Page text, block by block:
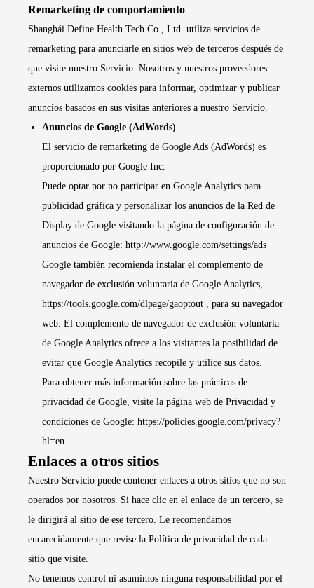
Remarketing de comportamiento
Shanghái Define Health Tech Co., Ltd. utiliza servicios de
remarketing para anunciarle en sitios web de terceros después de
que visite nuestro Servicio. Nosotros y nuestros proveedores
externos utilizamos cookies para informar, optimizar y publicar
anuncios basados en sus visitas anteriores a nuestro Servicio.
Anuncios de Google (AdWords)
El servicio de remarketing de Google Ads (AdWords) es
proporcionado por Google Inc.
Puede optar por no participar en Google Analytics para
publicidad gráfica y personalizar los anuncios de la Red de
Display de Google visitando la página de configuración de
anuncios de Google: http://www.google.com/settings/ads
Google también recomienda instalar el complemento de
navegador de exclusión voluntaria de Google Analytics,
https://tools.google.com/dlpage/gaoptout , para su navegador
web. El complemento de navegador de exclusión voluntaria
de Google Analytics ofrece a los visitantes la posibilidad de
evitar que Google Analytics recopile y utilice sus datos.
Para obtener más información sobre las prácticas de
privacidad de Google, visite la página web de Privacidad y
condiciones de Google: https://policies.google.com/privacy?
hl=en
Enlaces a otros sitios
Nuestro Servicio puede contener enlaces a otros sitios que no son
operados por nosotros. Si hace clic en el enlace de un tercero, se
le dirigirá al sitio de ese tercero. Le recomendamos
encarecidamente que revise la Política de privacidad de cada
sitio que visite.
No tenemos control ni asumimos ninguna responsabilidad por el